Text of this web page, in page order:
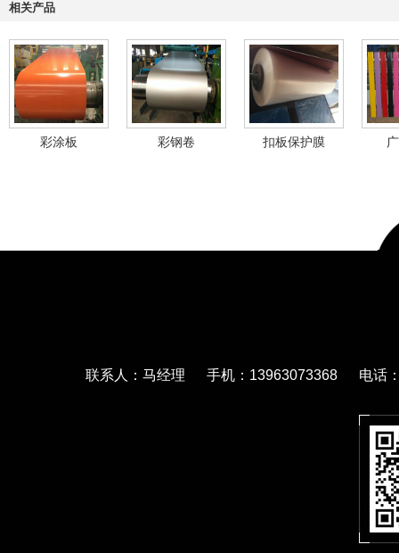
相关产品
彩涂板 彩钢卷 扣板保护膜
联系人：马经理 手机：13963073368 电话